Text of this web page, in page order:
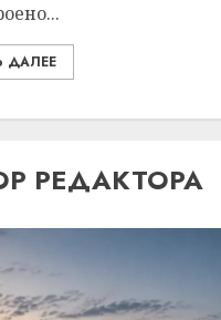
ДАЛЕЕ
РЕДАКТОРА